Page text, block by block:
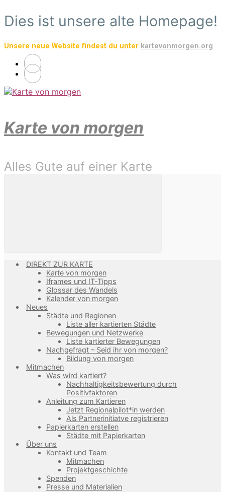
Zum
Hauptinhalt
Dies ist unsere alte Homepage!
Unsere neue Website findest du unter kartevonmorgen.org
Karte von morgen
Alles Gute auf einer Karte
DIREKT ZUR KARTE
Karte von morgen
Iframes und IT-Tipps
Glossar des Wandels
Kalender von morgen
Neues
Städte und Regionen
Liste aller kartierten Städte
Bewegungen und Netzwerke
Liste kartierter Bewegungen
Nachgefragt – Seid ihr von morgen?
Bildung von morgen
Mitmachen
Was wird kartiert?
Nachhaltigkeitsbewertung durch
Positivfaktoren
Anleitung zum Kartieren
Jetzt Regionalpilot*in werden
Als Partnerinitiatve registrieren
Papierkarten erstellen
Städte mit Papierkarten
Über uns
Kontakt und Team
Mitmachen
Projektgeschichte
Spenden
Presse und Materialien